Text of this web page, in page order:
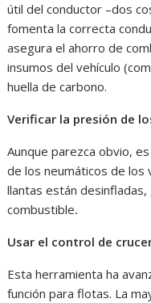
útil del conductor –dos
fomenta la correcta
asegura el ahorro de
insumos del vehículo
huella de carbono.
Verificar la presión de
Aunque parezca obvio,
de los neumáticos de los
llantas están
combustible.
Usar el control de
Esta herramienta ha
función para flotas. La